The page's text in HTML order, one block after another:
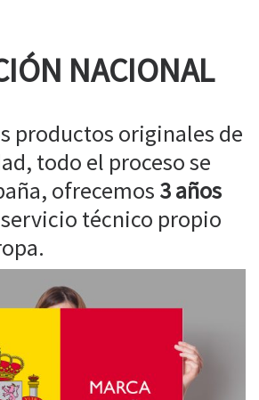
NACIONAL
productos originales de
todo el proceso se
ofrecemos 3 años
técnico propio